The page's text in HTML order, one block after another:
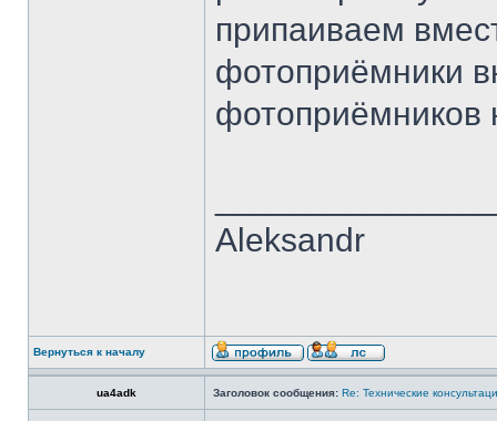
припаиваем
фотоприёмники
фотоприёмников
Aleksandr
Вернуться к началу
ua4adk Заголовок сообщения: Re: Технические